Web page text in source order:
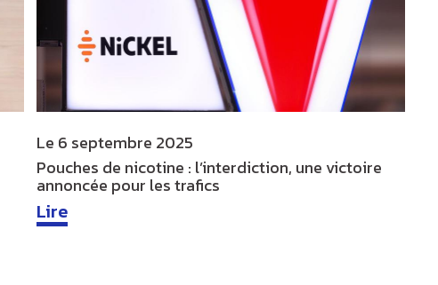
Le 6 septembre 2025
Pouches de nicotine : l’interdiction, une victoire
annoncée pour les trafics
Lire